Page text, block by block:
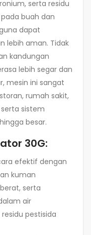
serta residu
buah dan
dapat
lebih aman. Tidak
kandungan
lebih segar dan
mesin ini sangat
rumah sakit,
sistem
besar.
30G:
efektif dengan
kuman
serta
air
pestisida